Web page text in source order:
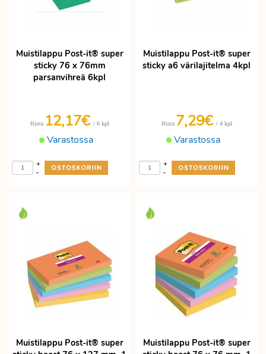
Muistilappu Post-it® super
sticky 76 x 76mm
parsanvihreä 6kpl
Varastossa
Hinta 12,17€ / 6 kpl
-
+
Muistilappu Post-it® super
sticky a6 värilajitelma 4kpl
Varastossa
Hinta 7,29€ / 4 kpl
-
+
Muistilappu Post-it® super
Muistilappu Post-it® super